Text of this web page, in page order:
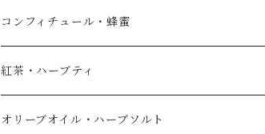
コンフィチュール・蜂蜜
紅茶・ハーブティ
オリーブオイル・ハーブソルト